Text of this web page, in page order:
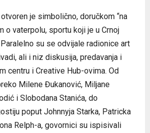
je simbolično, doručkom “na
o vaterpolu, sportu koji je u Crnoj
su se odvijale radionice art
ali i niz diskusija, predavanja i
centru i Creative Hub-ovima. Od
Milene Đukanović, Miljane
i Slobodana Stanića, do
poput Johnnyja Starka, Patricka
Relph-a, govornici su ispisivali